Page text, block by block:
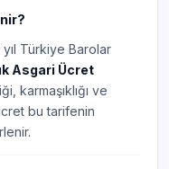
yıl Türkiye Barolar
Asgari Ücret
karmaşıklığı ve
bu tarifenin